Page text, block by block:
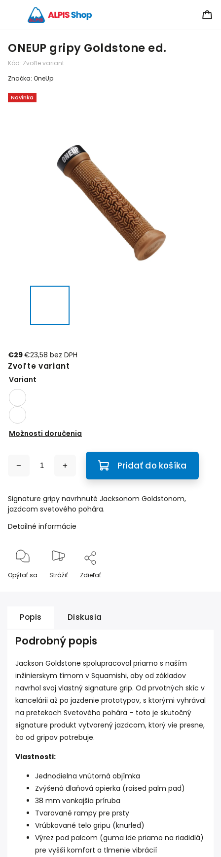
ONEUP gripy Goldstone ed.
Kód: Zvoľte variant
Novinka
Značka: OneUp
€29€23,58 bez DPH
Zvoľte variant
Variant
Možnosti doručenia
Pridať do košíka
Signature gripy navrhnuté Jacksonom Goldstonom,
jazdcom svetového pohára.
Detailné informácie
Opýtať sa Strážiť Zdieľať
Popis Diskusia
Podrobný popis
Jackson Goldstone spolupracoval priamo s naším
inžinierskym tímom v Squamishi, aby od základov
navrhol svoj vlastný signature grip. Od prvotných skíc v
kancelárii až po jazdenie prototypov, s ktorými vyhrával
na pretekoch Svetového pohára – toto je skutočný
signature produkt vytvorený jazdcom, ktorý vie presne,
čo od gripov potrebuje.
Vlastnosti:
Jednodielna vnútorná objímka
Zvýšená dlaňová opierka (raised palm pad)
38 mm vonkajšia príruba
Tvarované rampy pre prsty
Vrúbkované telo gripu (knurled)
Výrez pod palcom (guma ide priamo na riadidlá)
pre vyšší komfort a tlmenie vibrácií